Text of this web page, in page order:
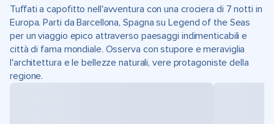
Tuffati a capofitto nell'avventura con una crociera di 7 notti in
Europa. Parti da Barcellona, Spagna su Legend of the Seas
per un viaggio epico attraverso paesaggi indimenticabili e
città di fama mondiale. Osserva con stupore e meraviglia
l'architettura e le bellezze naturali, vere protagoniste della
regione.